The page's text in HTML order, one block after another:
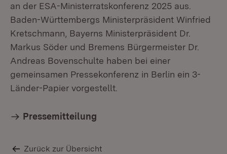
an der ESA-Ministerratskonferenz 2025 aus.
Baden-Württembergs Ministerpräsident Winfried
Kretschmann, Bayerns Ministerpräsident Dr.
Markus Söder und Bremens Bürgermeister Dr.
Andreas Bovenschulte haben bei einer
gemeinsamen Pressekonferenz in Berlin ein 3-
Länder-Papier vorgestellt.
Pressemitteilung
Zurück zur Übersicht